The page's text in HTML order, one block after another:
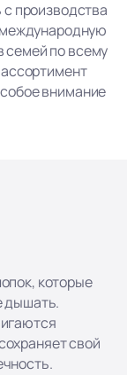
производства
семей по всему
внимание
которые
дышать.
свой